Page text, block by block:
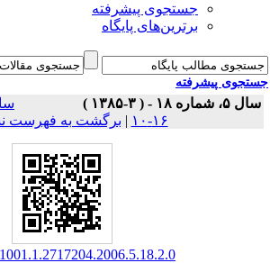
جستجوی پیشرفته
برترین‌های پایگاه
پیشرفته
۱۸ - ( ۳-۱۳۸۵ )
|برگشت به فهرست
‎ 20.1001.1.2717204.2006.5.18.2.0